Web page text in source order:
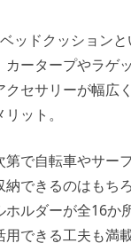
ッドクッション
ータープやラゲ
クセサリーが幅広
ット。
第で自転車やサー
納できるのはもち
ホルダーが全16か
できる工夫も満載